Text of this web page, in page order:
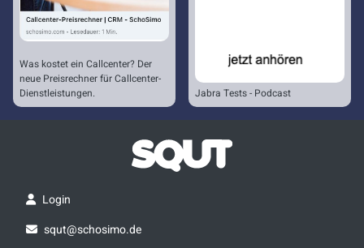
Was kostet ein Callcenter? Der
neue Preisrechner für Callcenter-
Dienstleistungen.
Jabra Tests - Podcast
Login
squt@schosimo.de